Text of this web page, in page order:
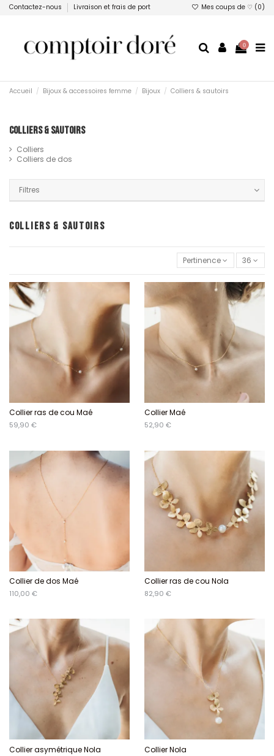
Contactez-nous Livraison et frais de port Mes coups de ♡ (0)
0
Accueil Bijoux & accessoires femme Bijoux Colliers & sautoirs
COLLIERS & SAUTOIRS
Pertinence 36
Collier ras de cou Maé
59,90 €
Collier Maé
52,90 €
Collier de dos Maé
110,00 €
Collier ras de cou Nola
82,90 €
Collier asymétrique Nola Collier Nola
Colliers & sautoirs
Colliers
Colliers de dos
Filtres